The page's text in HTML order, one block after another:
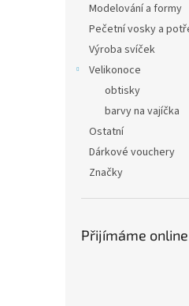
Modelování a formy
Pečetní vosky a
Výroba svíček
Velikonoce
obtisky
barvy na vajíčka
Ostatní
Dárkové vouchery
Značky
Přijímáme